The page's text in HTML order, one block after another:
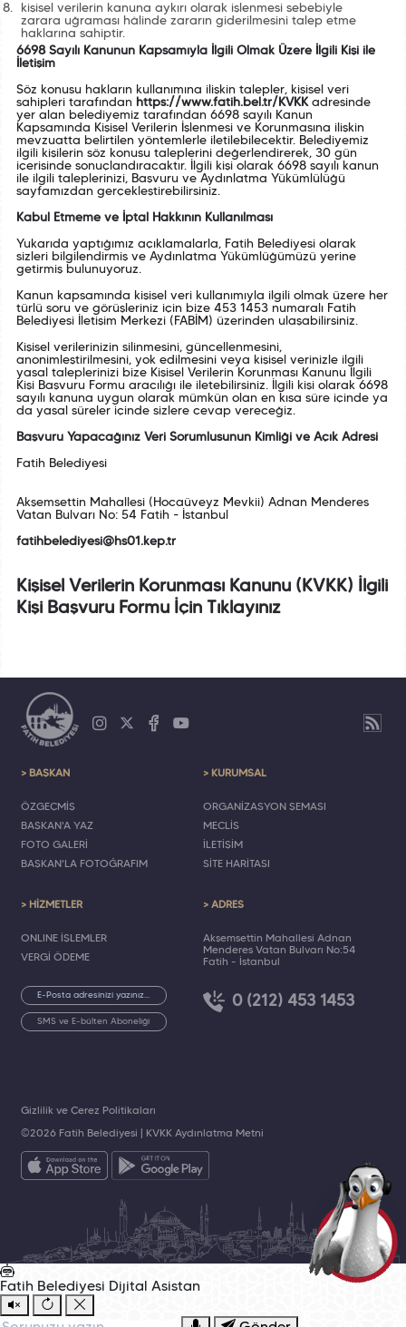
kişisel verilerin kanuna aykırı olarak işlenmesi sebebiyle
zarara uğraması hâlinde zararın giderilmesini talep etme
haklarına sahiptir.
6698 Sayılı Kanunun Kapsamıyla İlgili Olmak Üzere İlgili Kişi ile
İletişim
Söz konusu hakların kullanımına ilişkin talepler, kişisel veri
sahipleri tarafından https://www.fatih.bel.tr/KVKKadresinde
yer alan belediyemiz tarafından 6698 sayılı Kanun
Kapsamında Kişisel Verilerin İşlenmesi ve Korunmasına ilişkin
mevzuatta belirtilen yöntemlerle iletilebilecektir. Belediyemiz
ilgili kişilerin söz konusu taleplerini değerlendirerek, 30 gün
içerisinde sonuçlandıracaktır. İlgili kişi olarak 6698 sayılı kanun
ile ilgili taleplerinizi, Başvuru ve Aydınlatma Yükümlülüğü
sayfamızdan gerçekleştirebilirsiniz.
Kabul Etmeme ve İptal Hakkının Kullanılması
Yukarıda yaptığımız açıklamalarla, Fatih Belediyesi olarak
sizleri bilgilendirmiş ve Aydınlatma Yükümlüğümüzü yerine
getirmiş bulunuyoruz.
Kanun kapsamında kişisel veri kullanımıyla ilgili olmak üzere her
türlü soru ve görüşleriniz için bize 453 1453 numaralı Fatih
Belediyesi İletişim Merkezi (FABİM) üzerinden ulaşabilirsiniz.
Kişisel verilerinizin silinmesini, güncellenmesini,
anonimleştirilmesini, yok edilmesini veya kişisel verinizle ilgili
yasal taleplerinizi bize Kişisel Verilerin Korunması Kanunu İlgili
Kişi Başvuru Formu aracılığı ile iletebilirsiniz. İlgili kişi olarak 6698
sayılı kanuna uygun olarak mümkün olan en kısa süre içinde ya
da yasal süreler içinde sizlere cevap vereceğiz.
Başvuru Yapacağınız Veri Sorumlusunun Kimliği ve Açık Adresi
Fatih Belediyesi
Akşemsettin Mahallesi (Hocaüveyz Mevkii) Adnan Menderes
Vatan Bulvarı No: 54 Fatih - İstanbul
fatihbelediyesi@hs01.kep.tr
Kişisel Verilerin Korunması Kanunu (KVKK) İlgili
Kişi Başvuru Formu İçin Tıklayınız
> BAŞKAN
ÖZGEÇMİŞ
BAŞKAN'A YAZ
FOTO GALERİ
BAŞKAN'LA FOTOĞRAFIM
> KURUMSAL
ORGANİZASYON ŞEMASI
MECLİS
İLETİŞİM
SİTE HARİTASI
> HİZMETLER
ONLINE İŞLEMLER
VERGİ ÖDEME
SMS ve E-bülten Aboneliği
> ADRES
Akşemsettin Mahallesi Adnan
Menderes Vatan Bulvarı No:54
Fatih - İstanbul
0 (212) 453 1453
©2026 Fatih Belediyesi | KVKK Aydınlatma Metni
Gizlilik ve Çerez Politikaları
Fatih Belediyesi Dijital Asistan